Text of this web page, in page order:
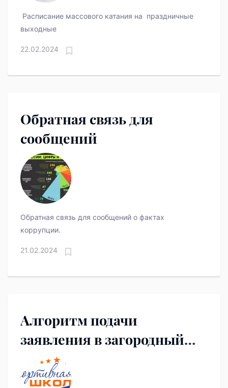
Расписание массового катания на праздничные
выходные
22.02.2024
Обратная связь для
сообщений
Обратная связь для сообщений о фактах
коррупции.
21.02.2024
Алгоритм подачи
заявления в загородный
оздоровительный лагерь
«Медная горка»